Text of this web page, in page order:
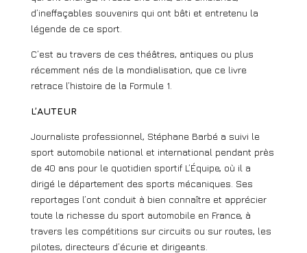
d’ineffaçables souvenirs qui ont bâti et entretenu la
légende de ce sport.
C’est au travers de ces théâtres, antiques ou plus
récemment nés de la mondialisation, que ce livre
retrace l’histoire de la Formule 1.
L’AUTEUR
Journaliste professionnel, Stéphane Barbé a suivi le
sport automobile national et international pendant près
de 40 ans pour le quotidien sportif L’Équipe, où il a
dirigé le département des sports mécaniques. Ses
reportages l’ont conduit à bien connaître et apprécier
toute la richesse du sport automobile en France, à
travers les compétitions sur circuits ou sur routes, les
pilotes, directeurs d’écurie et dirigeants.